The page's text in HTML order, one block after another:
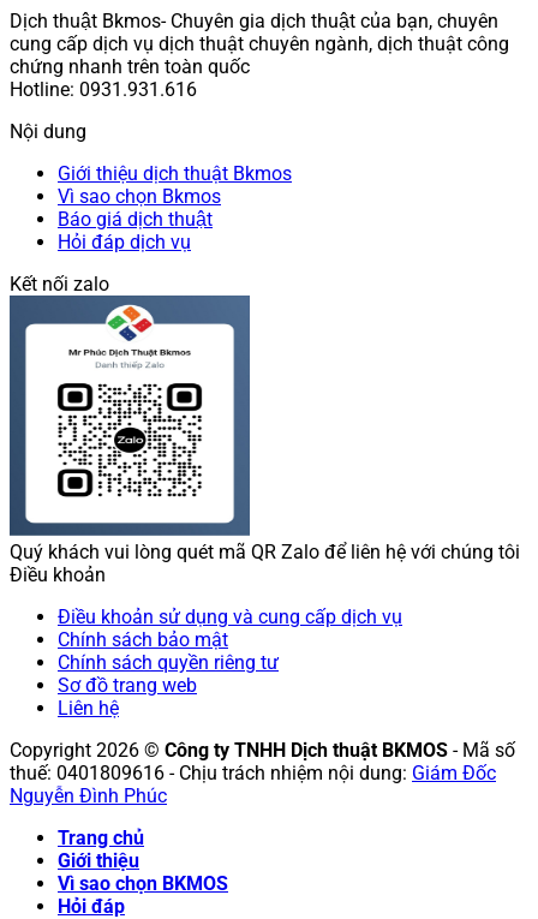
Dịch thuật Bkmos- Chuyên gia dịch thuật của bạn, chuyên
cung cấp dịch vụ dịch thuật chuyên ngành, dịch thuật công
chứng nhanh trên toàn quốc
Hotline: 0931.931.616
Nội dung
Giới thiệu dịch thuật Bkmos
Vì sao chọn Bkmos
Báo giá dịch thuật
Hỏi đáp dịch vụ
Kết nối zalo
Quý khách vui lòng quét mã QR Zalo để liên hệ với chúng tôi
Điều khoản
Điều khoản sử dụng và cung cấp dịch vụ
Chính sách bảo mật
Chính sách quyền riêng tư
Sơ đồ trang web
Liên hệ
Copyright 2026 © Công ty TNHH Dịch thuật BKMOS - Mã số
thuế: 0401809616 - Chịu trách nhiệm nội dung: Giám Đốc
Nguyễn Đình Phúc
Trang chủ
Giới thiệu
Vì sao chọn BKMOS
Hỏi đáp